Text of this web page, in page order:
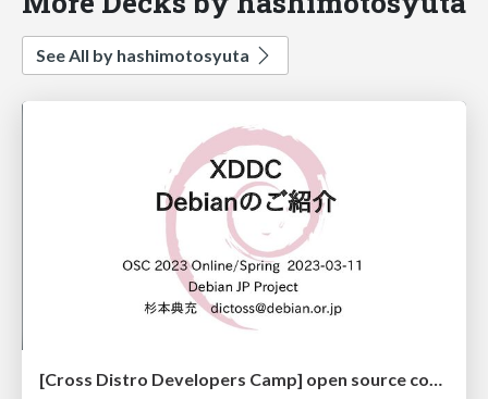
See All by hashimotosyuta
[Cross Distro Developers Camp] open source conference 2023 Online/Spring